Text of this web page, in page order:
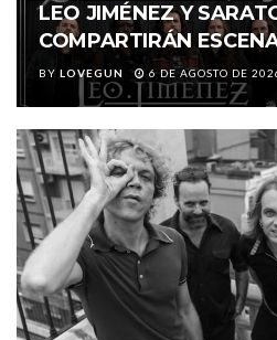
LEO JIMÉNEZ Y
COMPARTIRÁN
BY LOVEGUN 6 DE AGOSTO DE